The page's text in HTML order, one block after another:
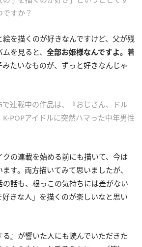
すか？
を描くのが好きなんですけど、父が残
を見ると、 全部お姫様なんですよ。 着
たいなものが、ずっと好きなんじゃ
連載中の作品は、『おじさん、ドル
POPアイドルに突然ハマった中年男性
クの連載を始める前にも描いて、今は
す。両方描いてみて思いましたが、
の話も、根っこの気持ちには差がない
きな人」を描くのが楽しいなと思い
る』が響いた人にも読んでいただきた